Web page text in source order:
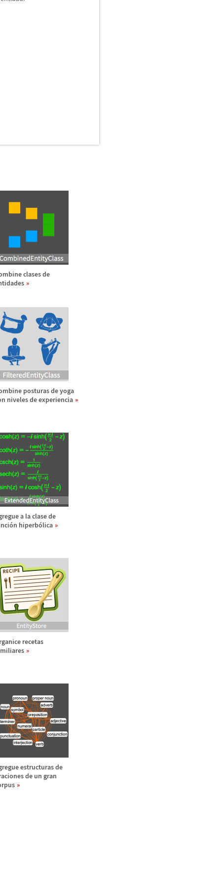
clases de
posturas de yoga
niveles de experiencia
a la clase de
ón hiperbólica
recetas
estructuras de
de un gran